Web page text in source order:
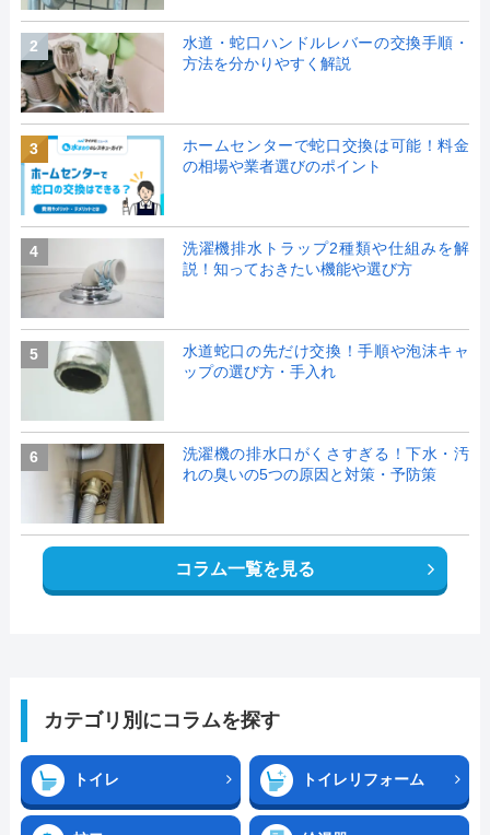
2
水道・蛇口ハンドルレバーの交換手順・
方法を分かりやすく解説
3
ホームセンターで蛇口交換は可能！料金
の相場や業者選びのポイント
4
洗濯機排水トラップ2種類や仕組みを解
説！知っておきたい機能や選び方
5
水道蛇口の先だけ交換！手順や泡沫キャ
ップの選び方・手入れ
6
洗濯機の排水口がくさすぎる！下水・汚
れの臭いの5つの原因と対策・予防策
コラム一覧を見る
カテゴリ別にコラムを探す
トイレ トイレリフォーム